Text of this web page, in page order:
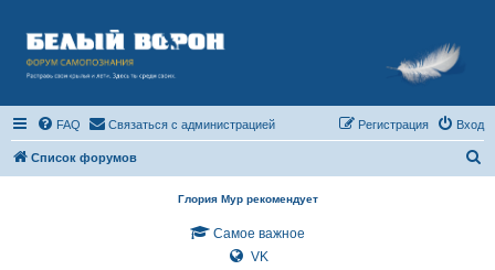
FAQ Связаться с администрацией Вход
Регистрация
Список форумов
Глория Мур рекомендует
Самое важное
VK